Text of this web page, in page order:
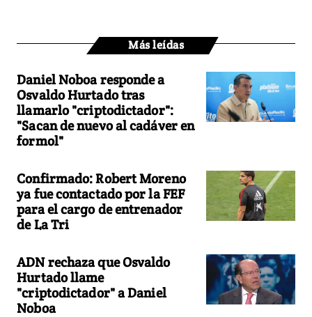
Más leídas
Daniel Noboa responde a
Osvaldo Hurtado tras
llamarlo "criptodictador":
"Sacan de nuevo al cadáver en
formol"
Confirmado: Robert Moreno
ya fue contactado por la FEF
para el cargo de entrenador
de La Tri
ADN rechaza que Osvaldo
Hurtado llame
"criptodictador" a Daniel
Noboa